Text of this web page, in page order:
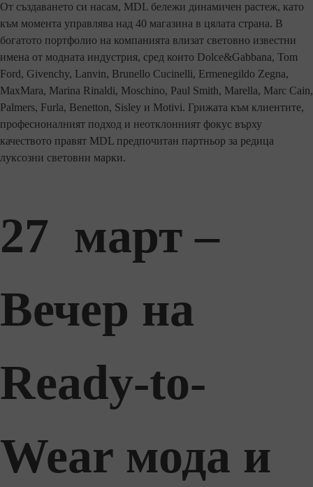
От създаването си насам, MDL бележи динамичен растеж, като
към момента управлява над 40 магазина в цялата страна. В
богатото портфолио на компанията влизат световно известни
имена от модната индустрия, сред които Dolce&Gabbana, Tom
Ford, Givenchy, Lanvin, Brunello Cucinelli, Ermenegildo Zegna,
MaxMara, Marina Rinaldi, Moschino, Paul Smith, Marella, Marc Cain,
Palmers, Furla, Benetton, Sisley и Motivi. Грижата към клиентите,
професионалният подход и неотклонният фокус върху
качеството правят MDL предпочитан партньор за редица
луксозни световни марки.
27 март –
Вечер на
Ready-to-
Wear мода и